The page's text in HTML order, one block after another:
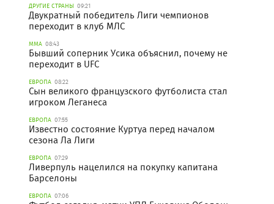
ДРУГИЕ СТРАНЫ 09:21
Двукратный победитель Лиги чемпионов
переходит в клуб МЛС
ММА 08:43
Бывший соперник Усика объяснил, почему не
переходит в UFC
ЕВРОПА 08:22
Сын великого французского футболиста стал
игроком Леганеса
ЕВРОПА 07:55
Известно состояние Куртуа перед началом
сезона Ла Лиги
ЕВРОПА 07:29
Ливерпуль нацелился на покупку капитана
Барселоны
ЕВРОПА 07:06